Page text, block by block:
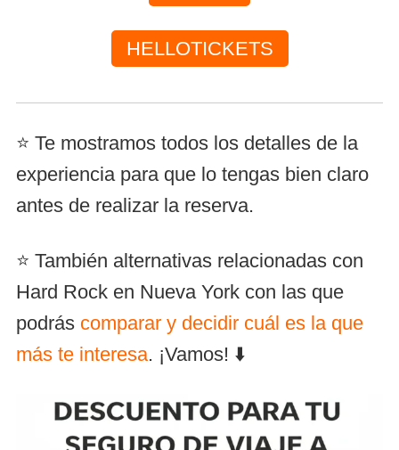
HELLOTICKETS
⭐ Te mostramos todos los detalles de la
experiencia para que lo tengas bien claro
antes de realizar la reserva.
⭐ También alternativas relacionadas con
Hard Rock en Nueva York con las que
podrás comparar y decidir cuál es la que
más te interesa. ¡Vamos! ⬇️